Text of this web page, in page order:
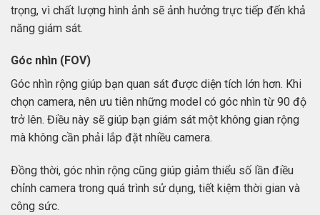
trọng, vì chất lượng hình ảnh sẽ ảnh hưởng trực tiếp đến khả
năng giám sát.
Góc nhìn (FOV)
Góc nhìn rộng giúp bạn quan sát được diện tích lớn hơn. Khi
chọn camera, nên ưu tiên những model có góc nhìn từ 90 độ
trở lên. Điều này sẽ giúp bạn giám sát một không gian rộng
mà không cần phải lắp đặt nhiều camera.
Đồng thời, góc nhìn rộng cũng giúp giảm thiểu số lần điều
chỉnh camera trong quá trình sử dụng, tiết kiệm thời gian và
công sức.